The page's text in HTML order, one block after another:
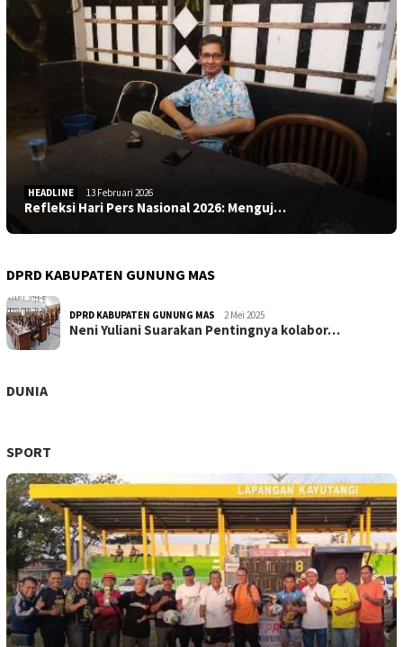
HEADLINE 13 Februari 2026
Refleksi Hari Pers Nasional 2026: Menguj…
DPRD KABUPATEN GUNUNG MAS
DPRD KABUPATEN GUNUNG MAS 2 Mei 2025
Neni Yuliani Suarakan Pentingnya kolabor…
DUNIA
SPORT